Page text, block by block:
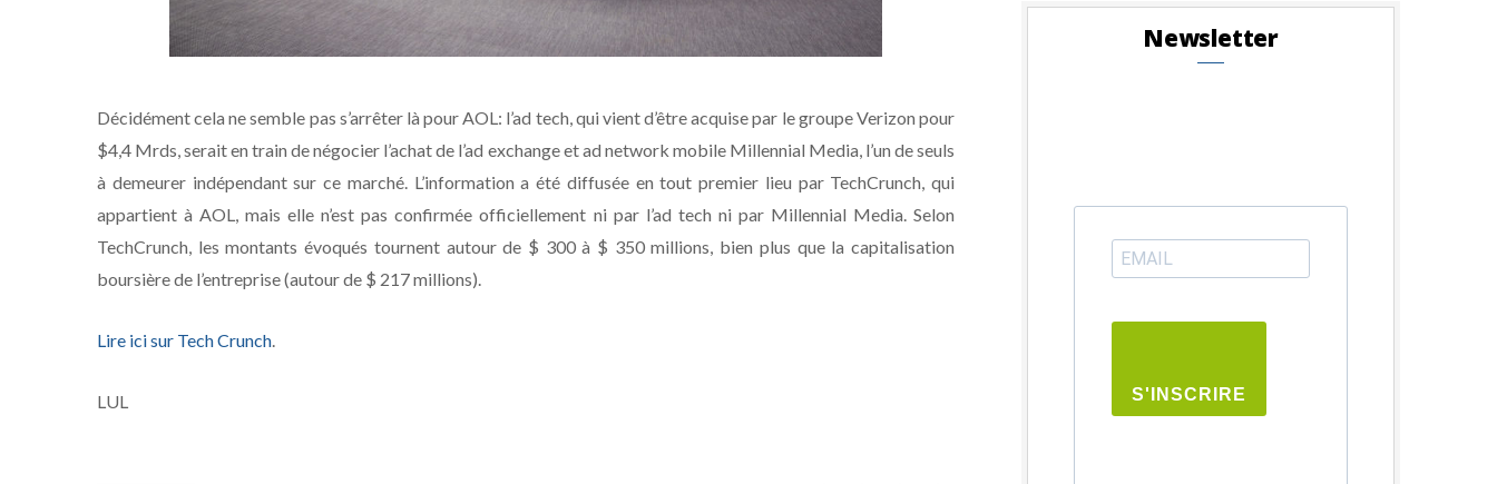
Décidément cela ne semble pas s’arrêter là pour AOL: l’ad tech, qui vient d’être acquise par le groupe Verizon pour
$4,4 Mrds, serait en train de négocier l’achat de l’ad exchange et ad network mobile Millennial Media, l’un de seuls
à demeurer indépendant sur ce marché. L’information a été diffusée en tout premier lieu par TechCrunch, qui
appartient à AOL, mais elle n’est pas confirmée officiellement ni par l’ad tech ni par Millennial Media. Selon
TechCrunch, les montants évoqués tournent autour de $ 300 à $ 350 millions, bien plus que la capitalisation
boursière de l’entreprise (autour de $ 217 millions).
Lire ici sur Tech Crunch.
LUL
Newsletter
S'INSCRIRE